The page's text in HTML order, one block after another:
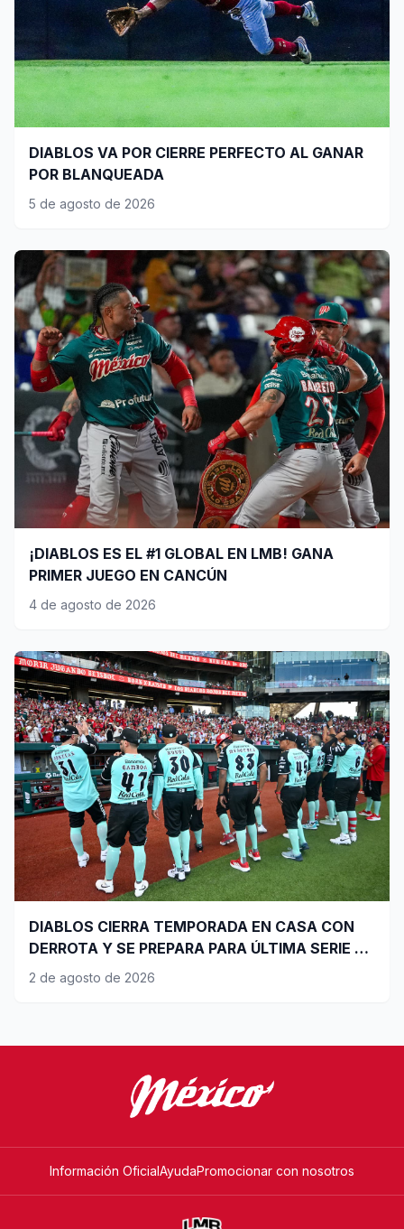
DIABLOS VA POR CIERRE PERFECTO AL GANAR
POR BLANQUEADA
5 de agosto de 2026
¡DIABLOS ES EL #1 GLOBAL EN LMB! GANA
PRIMER JUEGO EN CANCÚN
4 de agosto de 2026
DIABLOS CIERRA TEMPORADA EN CASA CON
DERROTA Y SE PREPARA PARA ÚLTIMA SERIE DE
PLAYOFFS
2 de agosto de 2026
Información OficialAyudaPromocionar con nosotros